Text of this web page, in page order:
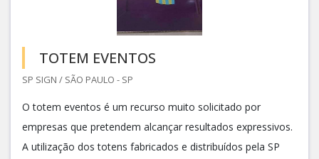
TOTEM EVENTOS
SP SIGN / SÃO PAULO - SP
O totem eventos é um recurso muito solicitado por
empresas que pretendem alcançar resultados expressivos.
A utilização dos totens fabricados e distribuídos pela SP